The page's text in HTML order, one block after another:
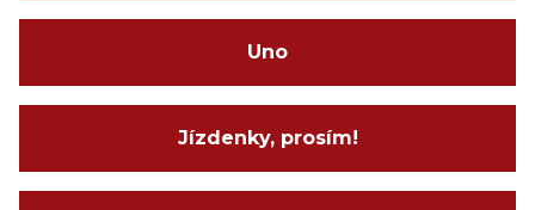
Uno
Jízdenky, prosím!